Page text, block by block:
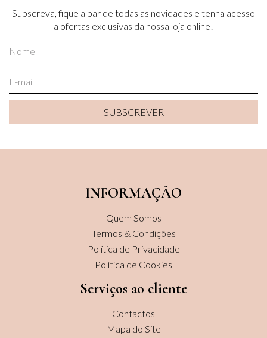
Subscreva, fique a par de todas as novidades e tenha acesso
a ofertas exclusivas da nossa loja online!
SUBSCREVER
INFORMAÇÃO
Quem Somos
Termos & Condições
Política de Privacidade
Política de Cookies
Serviços ao cliente
Contactos
Mapa do Site